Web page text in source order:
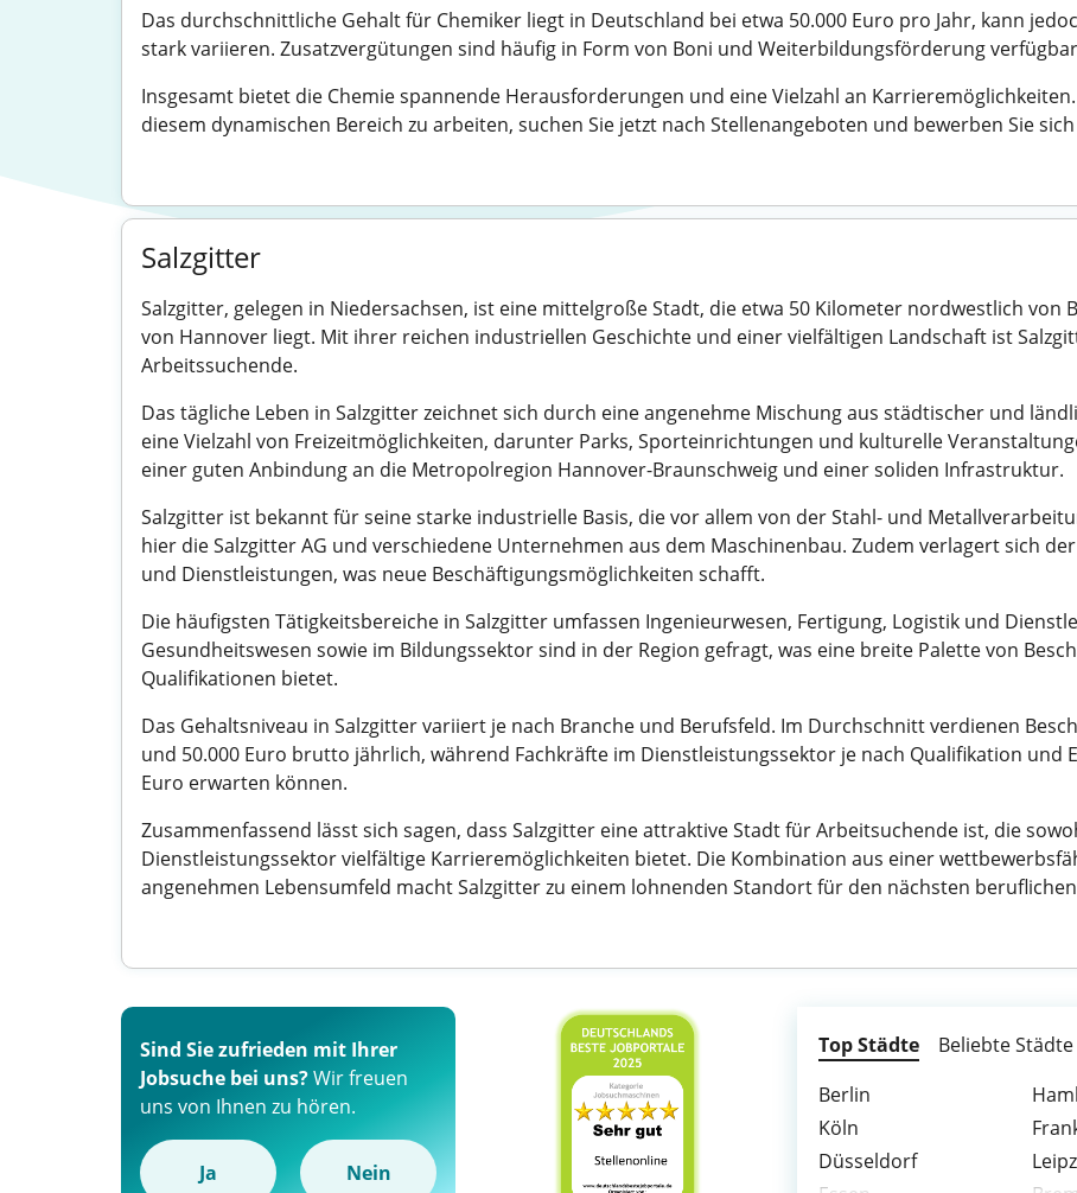
Das durchschnittliche Gehalt für Chemiker liegt in Deutschland bei etwa 50.000 Euro pro Jahr, kann
stark variieren. Zusatzvergütungen sind häufig in Form von Boni und Weiterbildungsförderung
Insgesamt bietet die Chemie spannende Herausforderungen und eine Vielzahl an
diesem dynamischen Bereich zu arbeiten, suchen Sie jetzt nach Stellenangeboten und bewerben Sie
Salzgitter
Salzgitter, gelegen in Niedersachsen, ist eine mittelgroße Stadt, die etwa 50 Kilometer nordwestlich von
von Hannover liegt. Mit ihrer reichen industriellen Geschichte und einer vielfältigen Landschaft ist
Arbeitssuchende.
Das tägliche Leben in Salzgitter zeichnet sich durch eine angenehme Mischung aus städtischer und
eine Vielzahl von Freizeitmöglichkeiten, darunter Parks, Sporteinrichtungen und kulturelle
einer guten Anbindung an die Metropolregion Hannover-Braunschweig und einer soliden Infrastruktur.
Salzgitter ist bekannt für seine starke industrielle Basis, die vor allem von der Stahl- und
hier die Salzgitter AG und verschiedene Unternehmen aus dem Maschinenbau. Zudem verlagert sich
und Dienstleistungen, was neue Beschäftigungsmöglichkeiten schafft.
Die häufigsten Tätigkeitsbereiche in Salzgitter umfassen Ingenieurwesen, Fertigung, Logistik und
Gesundheitswesen sowie im Bildungssektor sind in der Region gefragt, was eine breite Palette von
Qualifikationen bietet.
Das Gehaltsniveau in Salzgitter variiert je nach Branche und Berufsfeld. Im Durchschnitt verdienen
und 50.000 Euro brutto jährlich, während Fachkräfte im Dienstleistungssektor je nach Qualifikation und
Euro erwarten können.
Zusammenfassend lässt sich sagen, dass Salzgitter eine attraktive Stadt für Arbeitsuchende ist, die
Dienstleistungssektor vielfältige Karrieremöglichkeiten bietet. Die Kombination aus einer
angenehmen Lebensumfeld macht Salzgitter zu einem lohnenden Standort für den nächsten
Sind Sie zufrieden mit Ihrer
Jobsuche bei uns?Wir freuen
uns von Ihnen zu hören.
Ja Nein
Top Städte Beliebte Städte
Berlin
Köln
Düsseldorf